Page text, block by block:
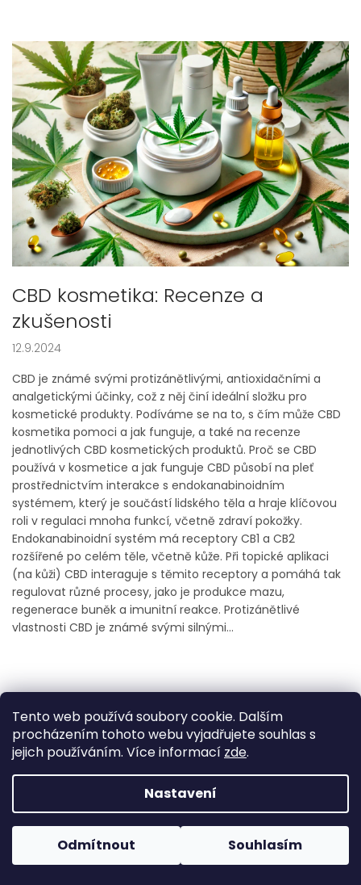
Tento web používá soubory cookie. Dalším
procházením tohoto webu vyjadřujete souhlas s
jejich používáním. Více informací zde.
Nastavení
Odmítnout Souhlasím
CBD kosmetika: Recenze a
zkušenosti
12.9.2024
CBD je známé svými protizánětlivými, antioxidačními a
analgetickými účinky, což z něj činí ideální složku pro
kosmetické produkty. Podíváme se na to, s čím může CBD
kosmetika pomoci a jak funguje, a také na recenze
jednotlivých CBD kosmetických produktů. Proč se CBD
používá v kosmetice a jak funguje CBD působí na pleť
prostřednictvím interakce s endokanabinoidním
systémem, který je součástí lidského těla a hraje klíčovou
roli v regulaci mnoha funkcí, včetně zdraví pokožky.
Endokanabinoidní systém má receptory CB1 a CB2
rozšířené po celém těle, včetně kůže. Při topické aplikaci
(na kůži) CBD interaguje s těmito receptory a pomáhá tak
regulovat různé procesy, jako je produkce mazu,
regenerace buněk a imunitní reakce. Protizánětlivé
vlastnosti CBD je známé svými silnými...